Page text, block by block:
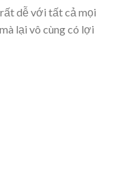
dễ với tất cả mọi
lại vô cùng có lợi